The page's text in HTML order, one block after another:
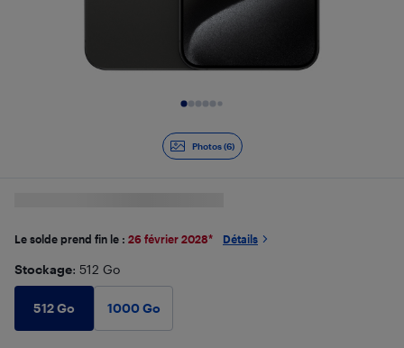
Photos (6)
Le solde prend fin le : 26 février 2028* Détails
Stockage: 512 Go
512 Go 1000 Go